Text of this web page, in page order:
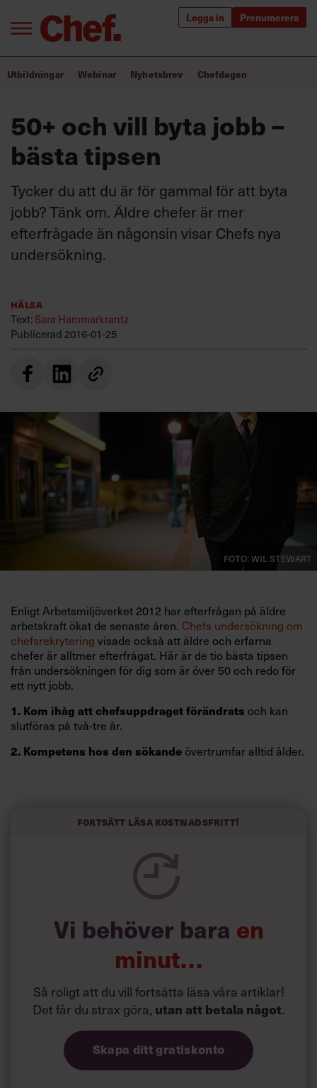
Logga in Prenumerera
Logga in
Annonsera
Kundservice
Villkor och policy för
Bra ledare förändrar världen
Utbildning för ledare
Chefakademin+
Populära utbildningar
Utbildningar Webinar Nyhetsbrev Chefdagen
50+ och vill byta jobb –
bästa tipsen
Tycker du att du är för gammal för att byta
jobb? Tänk om. Äldre chefer är mer
efterfrågade än någonsin visar Chefs nya
undersökning.
Hälsa
Text:Sara Hammarkrantz
Publicerad 2016-01-25
Foto: Wil Stewart
Enligt Arbetsmiljöverket 2012 har efterfrågan på äldre
arbetskraft ökat de senaste åren. Chefs undersökning om
chefsrekrytering visade också att äldre och erfarna
chefer är alltmer efterfrågat. Här är de tio bästa tipsen
från undersökningen för dig som är över 50 och redo för
ett nytt jobb.
1. Kom ihåg att chefsuppdraget förändrats och kan
slutföras på två-tre år.
2. Kompetens hos den sökande övertrumfar alltid ålder.
Visa självförtroende.Det är ofta kandidaten som
håller sig själv tillbaka.
Fortsätt läsa kostnadsfritt!
Vi behöver bara en
minut…
Så roligt att du vill fortsätta läsa våra artiklar!
Det får du strax göra, utan att betala något.
Skapa ditt gratiskonto